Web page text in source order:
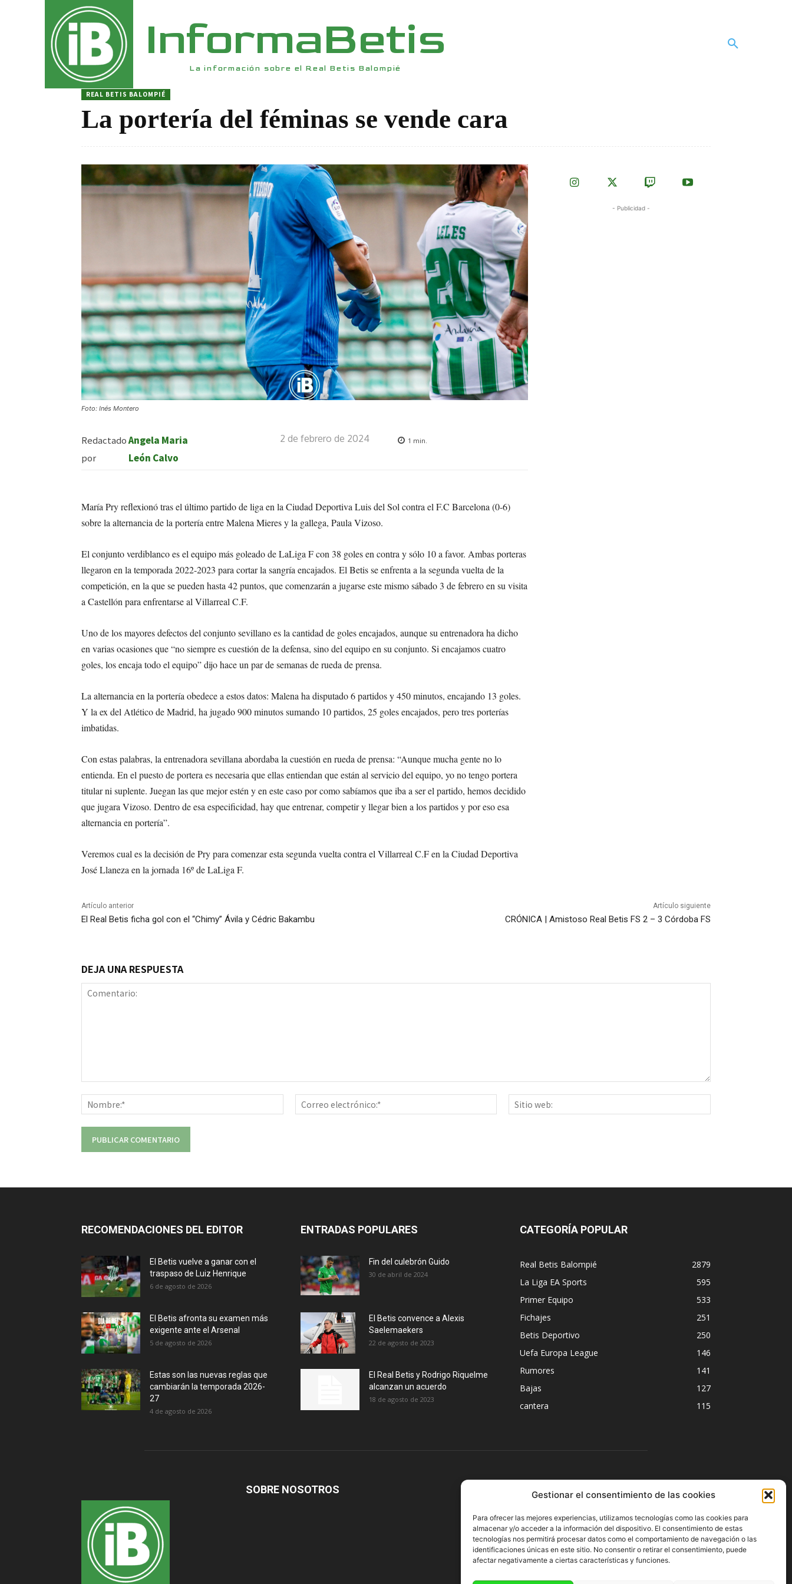
Gestionar el consentimiento de las cookies
Para ofrecer las mejores experiencias, utilizamos tecnologías como las cookies para
almacenar y/o acceder a la información del dispositivo. El consentimiento de estas
tecnologías nos permitirá procesar datos como el comportamiento de navegación o las
identificaciones únicas en este sitio. No consentir o retirar el consentimiento, puede
afectar negativamente a ciertas características y funciones.
InformaBetis
La información sobre el Real Betis Balompié
REAL BETIS BALOMPIÉ
La portería del féminas se vende cara
Foto: Inés Montero
Redactado
por
Angela Maria
León Calvo
2 de febrero de 2024 1 min.
María Pry reflexionó tras el último partido de liga en la Ciudad Deportiva Luis del Sol contra el F.C Barcelona (0-6)
sobre la alternancia de la portería entre Malena Mieres y la gallega, Paula Vizoso.
El conjunto verdiblanco es el equipo más goleado de LaLiga F con 38 goles en contra y sólo 10 a favor. Ambas porteras
llegaron en la temporada 2022-2023 para cortar la sangría encajados. El Betis se enfrenta a la segunda vuelta de la
competición, en la que se pueden hasta 42 puntos, que comenzarán a jugarse este mismo sábado 3 de febrero en su visita
a Castellón para enfrentarse al Villarreal C.F.
Uno de los mayores defectos del conjunto sevillano es la cantidad de goles encajados, aunque su entrenadora ha dicho
en varias ocasiones que “no siempre es cuestión de la defensa, sino del equipo en su conjunto. Si encajamos cuatro
goles, los encaja todo el equipo” dijo hace un par de semanas de rueda de prensa.
La alternancia en la portería obedece a estos datos: Malena ha disputado 6 partidos y 450 minutos, encajando 13 goles.
Y la ex del Atlético de Madrid, ha jugado 900 minutos sumando 10 partidos, 25 goles encajados, pero tres porterías
imbatidas.
Con estas palabras, la entrenadora sevillana abordaba la cuestión en rueda de prensa: “Aunque mucha gente no lo
entienda. En el puesto de portera es necesaria que ellas entiendan que están al servicio del equipo, yo no tengo portera
titular ni suplente. Juegan las que mejor estén y en este caso por como sabíamos que iba a ser el partido, hemos decidido
que jugara Vizoso. Dentro de esa especificidad, hay que entrenar, competir y llegar bien a los partidos y por eso esa
alternancia en portería”.
Veremos cual es la decisión de Pry para comenzar esta segunda vuelta contra el Villarreal C.F en la Ciudad Deportiva
José Llaneza en la jornada 16º de LaLiga F.
- Publicidad -
Artículo anterior
El Real Betis ficha gol con el “Chimy” Ávila y Cédric Bakambu
Artículo siguiente
CRÓNICA | Amistoso Real Betis FS 2 – 3 Córdoba FS
DEJA UNA RESPUESTA
Nombre:*
Correo
electrónico:*
web:
RECOMENDACIONES DEL EDITOR
El Betis vuelve a ganar con el
traspaso de Luiz Henrique
6 de agosto de 2026
El Betis afronta su examen más
exigente ante el Arsenal
5 de agosto de 2026
Estas son las nuevas reglas que
cambiarán la temporada 2026-
27
4 de agosto de 2026
ENTRADAS POPULARES
Fin del culebrón Guido
30 de abril de 2024
El Betis convence a Alexis
Saelemaekers
22 de agosto de 2023
El Real Betis y Rodrigo Riquelme
alcanzan un acuerdo
18 de agosto de 2023
CATEGORÍA POPULAR
Real Betis Balompié
2879
La Liga EA Sports
595
Primer Equipo
533
Fichajes
251
Betis Deportivo
250
Uefa Europa League
146
Rumores
141
Bajas
127
cantera
115
SOBRE NOSOTROS SÍGUENOS